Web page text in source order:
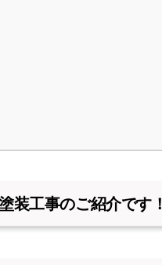
装工事のご紹介です！